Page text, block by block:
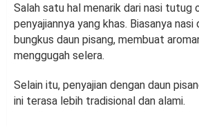
Salah satu hal menarik dari nasi tutug
penyajiannya yang khas. Biasanya nasi
bungkus daun pisang, membuat
menggugah selera.
Selain itu, penyajian dengan daun
ini terasa lebih tradisional dan alami.